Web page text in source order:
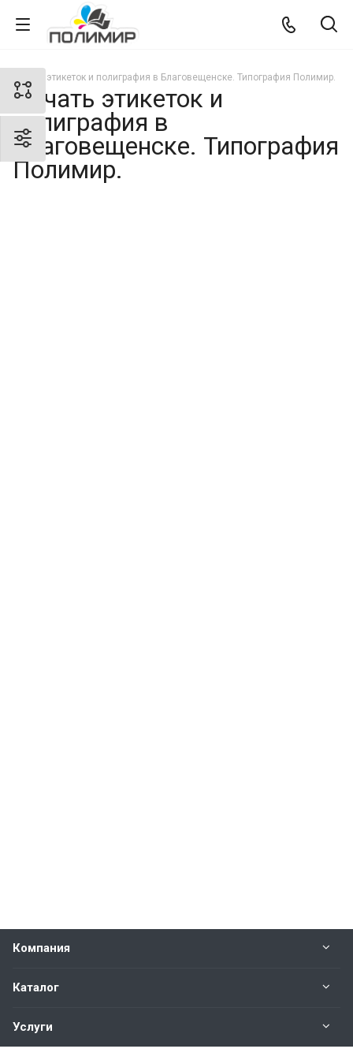
Печать этикеток и полиграфия в Благовещенске. Типография Полимир.
Печать этикеток и
полиграфия в
Благовещенске. Типография
Полимир.
Компания
Каталог
Услуги